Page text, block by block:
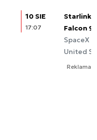
10 SIE
17:07
Starlink
Falcon 9
SpaceX
United
Reklama